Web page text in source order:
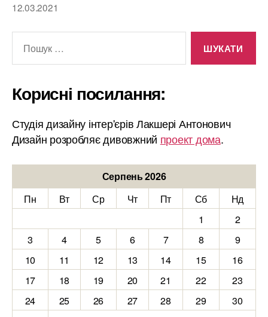
12.03.2021
Корисні посилання:
Студія дизайну інтер'єрів Лакшері Антонович
Дизайн розробляє дивовжний проект дома.
Серпень 2026
Пн
Вт Ср Чт Пт Сб
Нд
1
2
3
4 5 6 7 8
9
10
11 12 13 14 15
16
17
18 19 20 21 22
23
24
25 26 27 28 29
30